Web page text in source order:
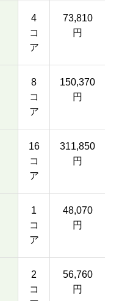
4
コ
ア
73,810
円
8
コ
ア
150,370
円
16
コ
ア
311,850
円
1
コ
ア
48,070
円
2
コ
56,760
円